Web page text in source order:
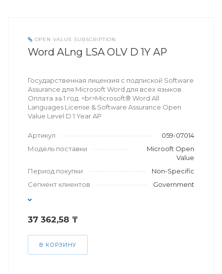
OPEN VALUE SUBSCRIPTION
Word ALng LSA OLV D 1Y AP
Государственная лицензия с подпиской Software
Assurance для Microsoft Word для всех языков.
Оплата за 1 год. <br>Microsoft® Word All
Languages License & Software Assurance Open
Value Level D 1 Year AP
Артикул
059-07014
Модель поставки
Microoft Open
Value
Период покупки
Non-Specific
Сегмент клиентов
Government
37 362,58 ₸
В КОРЗИНУ